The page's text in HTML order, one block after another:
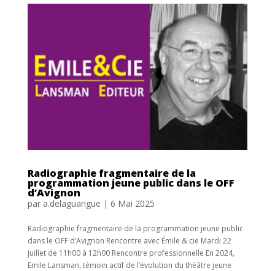
Radiographie fragmentaire de la
programmation jeune public dans le OFF
d’Avignon
par a.delaguarigue | 6 Mai 2025
Radiographie fragmentaire de la programmation jeune public
dans le OFF d’Avignon Rencontre avec Émile & cie Mardi 22
juillet de 11h00 à 12h00 Rencontre professionnelle En 2024,
Emile Lansman, témoin actif de l’évolution du théâtre jeune